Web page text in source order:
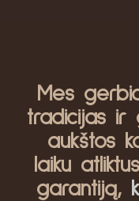
Mes
tradicijas ir
aukštos
laiku
garantiją,